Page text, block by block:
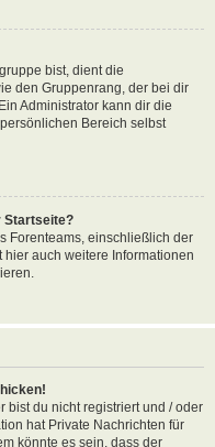
bist, dient die
den Gruppenrang, der bei dir
Administrator kann dir die
Bereich selbst
Startseite?
Forenteams, einschließlich der
auch weitere Informationen
bist du nicht registriert und / oder
hat Private Nachrichten für
könnte es sein, dass der